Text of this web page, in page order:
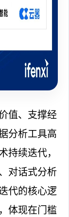
值、支撑经
分析工具高
持续迭代，
对话式分析
代的核心逻
体现在门槛